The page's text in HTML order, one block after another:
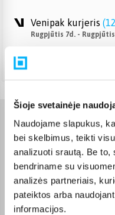
Šioje svetainėje
Naudojame slapukus,
bei skelbimus, teikti
analizuoti srautą. Be to,
bendriname su
analizės partneriais,
pateiktos arba
informacijos.
Venipak kurjeris (
Rugpjūtis 7d. -
Charakteristikos
Gamintojas